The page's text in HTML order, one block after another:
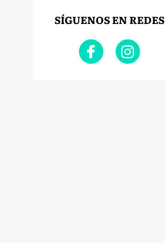
SÍGUENOS EN REDES